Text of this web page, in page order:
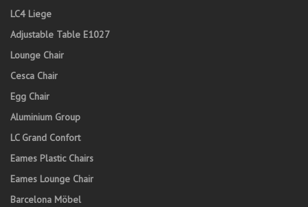
LC4 Liege
Adjustable Table E1027
Lounge Chair
Cesca Chair
Egg Chair
Aluminium Group
LC Grand Confort
Eames Plastic Chairs
Eames Lounge Chair
Barcelona Möbel